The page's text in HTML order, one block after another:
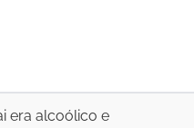
era alcoólico e